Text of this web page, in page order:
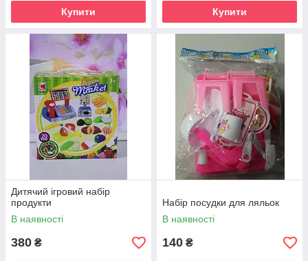
Купити Купити
Дитячий ігровий набір
продукти
В наявності
380 ₴
Набір посудки для ляльок
В наявності
140 ₴